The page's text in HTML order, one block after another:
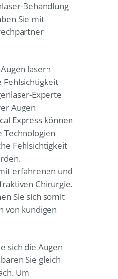
Behandlung
Sie mit
lasern
Fehlsichtigkeit
Experte
Augen
Expresskönnen
Technologien
Fehlsichtigkeit
erfahrenen und
Chirurgie.
Sie sich somit
von kundigen
sich die Augen
Sie gleich
Um